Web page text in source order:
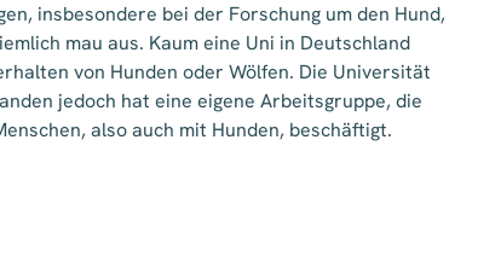
insbesondere bei der Forschung um den Hund,
mau aus. Kaum eine Uni in Deutschland
von Hunden oder Wölfen. Die Universität
jedoch hat eine eigene Arbeitsgruppe, die
also auch mit Hunden, beschäftigt.